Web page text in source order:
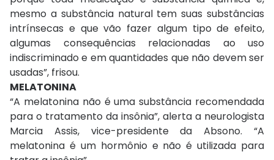
mesmo a substância natural tem suas substâncias
intrínsecas e que vão fazer algum tipo de efeito,
algumas consequências relacionadas ao uso
indiscriminado e em quantidades que não devem ser
usadas”, frisou.
MELATONINA
“A melatonina não é uma substância recomendada
para o tratamento da insônia”, alerta a neurologista
Marcia Assis, vice-presidente da Absono. “A
melatonina é um hormônio e não é utilizada para